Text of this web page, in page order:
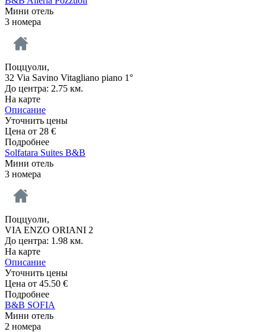
Мини отель
3 номера
Поццуоли,
32 Via Savino Vitagliano piano 1°
До центра: 2.75 км.
На карте
Описание
Уточнить цены
Цена от 28 €
Подробнее
Solfatara Suites B&B
Мини отель
3 номера
Поццуоли,
VIA ENZO ORIANI 2
До центра: 1.98 км.
На карте
Описание
Уточнить цены
Цена от 45.50 €
Подробнее
B&B SOFIA
Мини отель
2 номера